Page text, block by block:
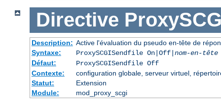
Directive
Description: Active l'évaluation du pseudo en-tête de
Syntaxe:
ProxySCGISendfile On|Off| nom-en-tête
Défaut:
ProxySCGISendfile Off
Contexte:
configuration globale, serveur virtuel,
Statut:
Extension
Module:
mod_proxy_scgi